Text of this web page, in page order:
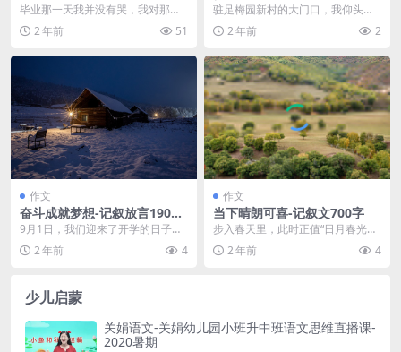
字
毕业那一天我并没有哭，我对那些
人没有什么思念，因为我们根本没
有所值得的时光，我是...
2 年前 51
1000字
驻足梅园新村的大门口，我仰头注
视着这座布满青藤的小院。曾经，
周总理就在这里工作;...
2 年前 2
作文
奋斗成就梦想-记叙放言1900
字 高三作文范文
9月1日，我们迎来了开学的日子，
大家期待已久的《开学第一课》也
如期到来。身为学生...
2 年前 4
作文
当下晴朗可喜-记叙文700字
步入春天里，此时正值“日月春光斗
日光，山城斜路杏花香之景。”而墙
外盛开的藤萝。似...
2 年前 4
少儿启蒙
关娟语文-关娟幼儿园小班升中班语文思维直播课-
2020暑期